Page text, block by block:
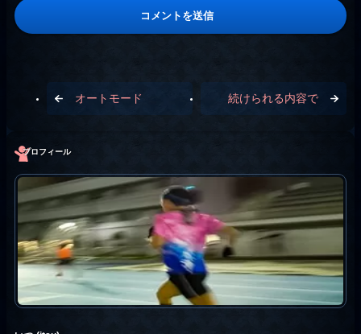
オートモード 続けられる内容で
プロフィール